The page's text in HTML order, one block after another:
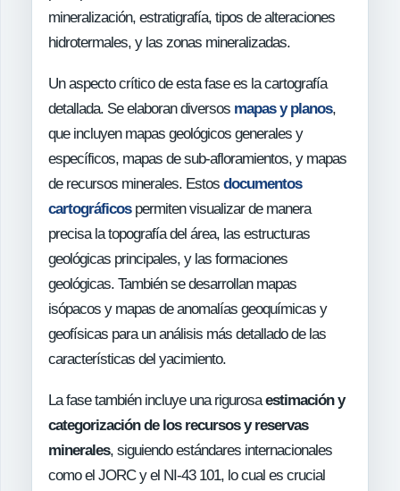
mineralización, estratigrafía, tipos de alteraciones
hidrotermales, y las zonas mineralizadas.
Un aspecto crítico de esta fase es la cartografía
detallada. Se elaboran diversos mapas y planos,
que incluyen mapas geológicos generales y
específicos, mapas de sub-afloramientos, y mapas
de recursos minerales. Estos documentos
cartográficospermiten visualizar de manera
precisa la topografía del área, las estructuras
geológicas principales, y las formaciones
geológicas. También se desarrollan mapas
isópacos y mapas de anomalías geoquímicas y
geofísicas para un análisis más detallado de las
características del yacimiento.
La fase también incluye una rigurosaestimación y
categorización de los recursos y reservas
minerales, siguiendo estándares internacionales
como el JORC y el NI-43 101, lo cual es crucial